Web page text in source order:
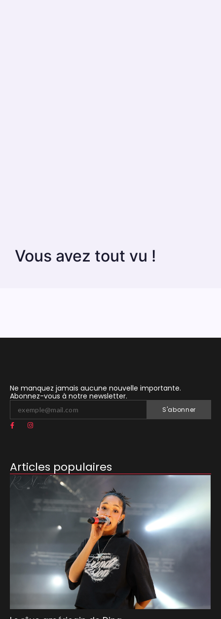
Vous avez tout vu !
Ne manquez jamais aucune nouvelle importante.
Abonnez-vous à notre newsletter.
S'abonner
Articles populaires